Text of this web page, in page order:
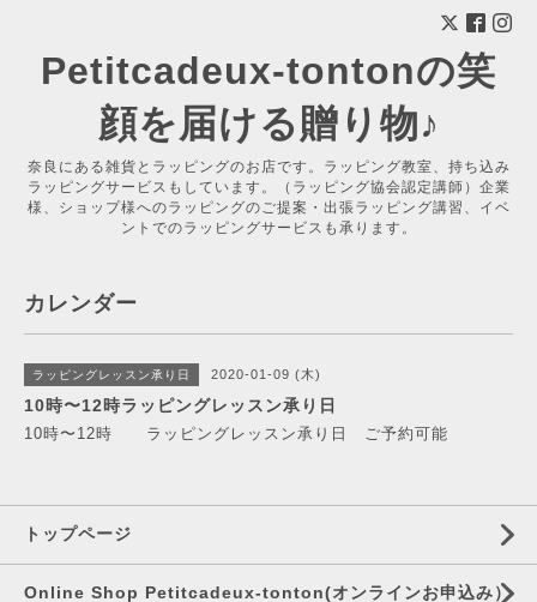
Petitcadeux-tontonの笑
顔を届ける贈り物♪
奈良にある雑貨とラッピングのお店です。ラッピング教室、持ち込み
ラッピングサービスもしています。（ラッピング協会認定講師）企業
様、ショップ様へのラッピングのご提案・出張ラッピング講習、イベ
ントでのラッピングサービスも承ります。
カレンダー
ラッピングレッスン承り日 2020-01-09 (木)
10時〜12時ラッピングレッスン承り日
10時〜12時 ラッピングレッスン承り日 ご予約可能
トップページ
Online Shop Petitcadeux-tonton(オンラインお申込み）